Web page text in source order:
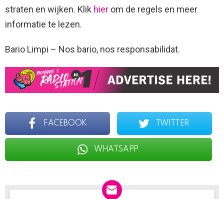
straten en wijken. Klik hier om de regels en meer
informatie te lezen.
Bario Limpi – Nos bario, nos responsabilidat.
FACEBOOK TWITTER
WHATSAPP